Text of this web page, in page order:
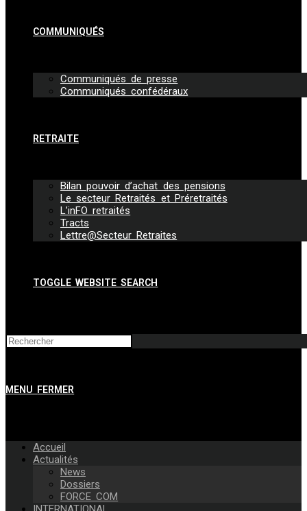
COMMUNIQUÉS
Communiqués de presse
Communiqués confédéraux
RETRAITE
Bilan pouvoir d’achat des pensions
Le secteur Retraités et Préretraités
L’inFO retraités
Tracts
Lettre@Secteur Retraites
TOGGLE WEBSITE SEARCH
MENU FERMER
Accueil
Actualités
News
Dossiers
FORCE COM